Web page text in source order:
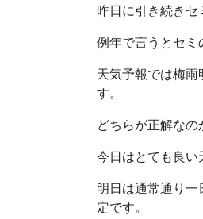
昨日に引き続きセ
例年で言うとセミ
天気予報では梅
す。
どちらが正解なの
今日はとても良い
明日は通常通り
定です。